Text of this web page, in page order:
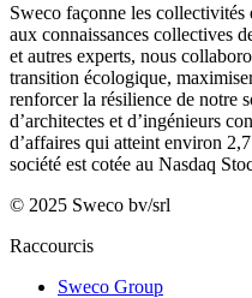
Sweco façonne les
aux connaissances collectives
et autres experts, nous
transition écologique,
renforcer la résilience de notre
d’architectes et d’ingénieurs
d’affaires qui atteint environ
société est cotée au Nasdaq
© 2025 Sweco bv/srl
Raccourcis
Sweco Group